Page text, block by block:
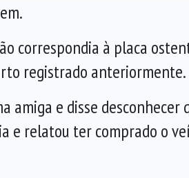
correspondia à placa
registrado anteriormente.
amiga e disse
e relatou ter comprado o